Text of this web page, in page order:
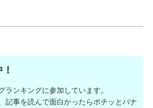
ランキングに参加しています。
記事を読んで面白かったらポチッとバナ